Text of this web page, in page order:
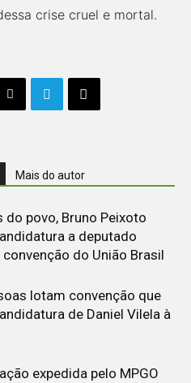
crise cruel e mortal.
Mais do autor
do povo, Bruno Peixoto
a deputado
do União Brasil
lotam convenção que
de Daniel Vilela à
expedida pelo MPGO